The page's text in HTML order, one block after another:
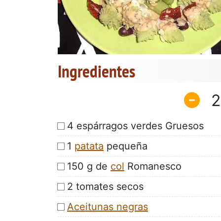
Ingredientes
2
4 espárragos verdes Gruesos
1 patata pequeña
150 g de col Romanesco
2 tomates secos
Aceitunas negras